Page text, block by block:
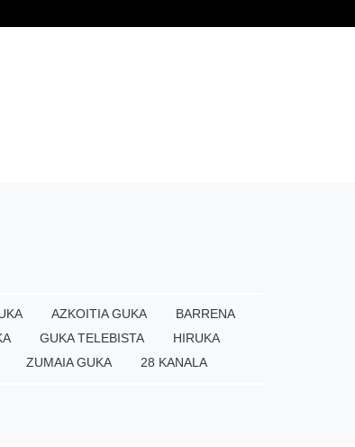
AZKOITIA GUKA
BARRENA
GUKA TELEBISTA
HIRUKA
ZUMAIA GUKA 28 KANALA